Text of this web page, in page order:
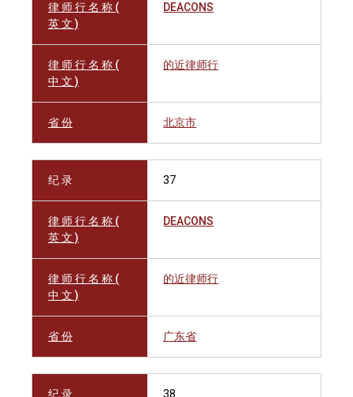
律 师 行 名 称 (
英 文 )
DEACONS
律 师 行 名 称 (
中 文 )
的近律师行
省 份 北京市
纪 录 37
律 师 行 名 称 (
英 文 )
DEACONS
律 师 行 名 称 (
中 文 )
的近律师行
省 份 广东省
纪 录 38